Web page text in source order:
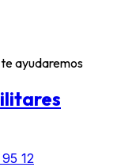
ayudaremos
12